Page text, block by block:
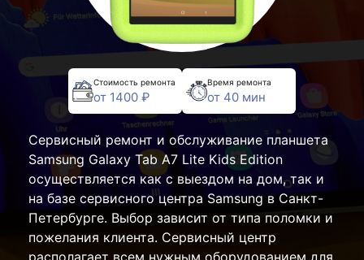
Стоимость ремонта
от 1400 ₽
Время ремонта
от 40 мин
Сервисный ремонт и обслуживание планшета
Samsung Galaxy Tab A7 Lite Kids Edition
осуществляется как с выездом на дом, так и
на базе сервисного центра Samsung в Санкт-
Петербурге. Выбор зависит от типа поломки и
пожелания клиента. Сервисный центр
располагает всем нужным оборудованием для